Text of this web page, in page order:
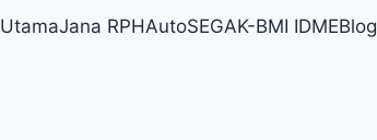
UtamaJana RPHAutoSEGAK-BMI IDMEBlog